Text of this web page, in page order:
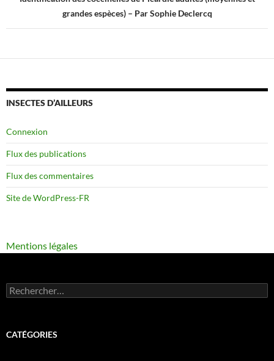
grandes espèces) – Par Sophie Declercq
INSECTES D’AILLEURS
Connexion
Flux des publications
Flux des commentaires
Site de WordPress-FR
Mentions légales
Rechercher :
CATÉGORIES